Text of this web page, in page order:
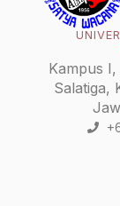
Kampus
Salatiga,